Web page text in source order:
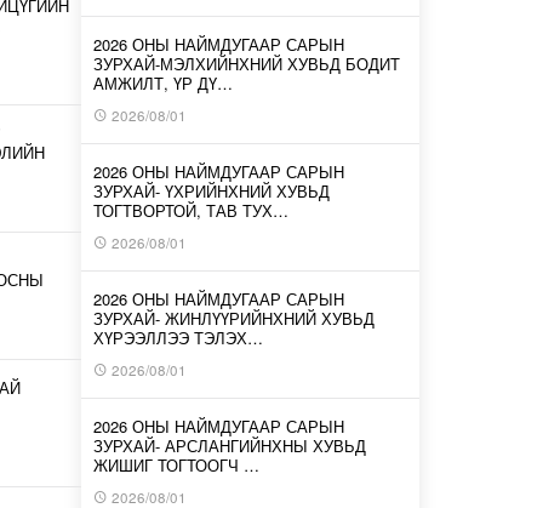
2026 ОНЫ НАЙМДУГААР САРЫН
ЗУРХАЙ-МЭЛХИЙНХНИЙ ХУВЬД БОДИТ
АМЖИЛТ, ҮР ДҮ…
2026/08/01
2026 ОНЫ НАЙМДУГААР САРЫН
ЗУРХАЙ- ҮХРИЙНХНИЙ ХУВЬД
ТОГТВОРТОЙ, ТАВ ТУХ…
2026/08/01
2026 ОНЫ НАЙМДУГААР САРЫН
ЗУРХАЙ- ЖИНЛҮҮРИЙНХНИЙ ХУВЬД
ХҮРЭЭЛЛЭЭ ТЭЛЭХ…
2026/08/01
2026 ОНЫ НАЙМДУГААР САРЫН
ЗУРХАЙ- АРСЛАНГИЙНХНЫ ХУВЬД
ЖИШИГ ТОГТООГЧ …
2026/08/01